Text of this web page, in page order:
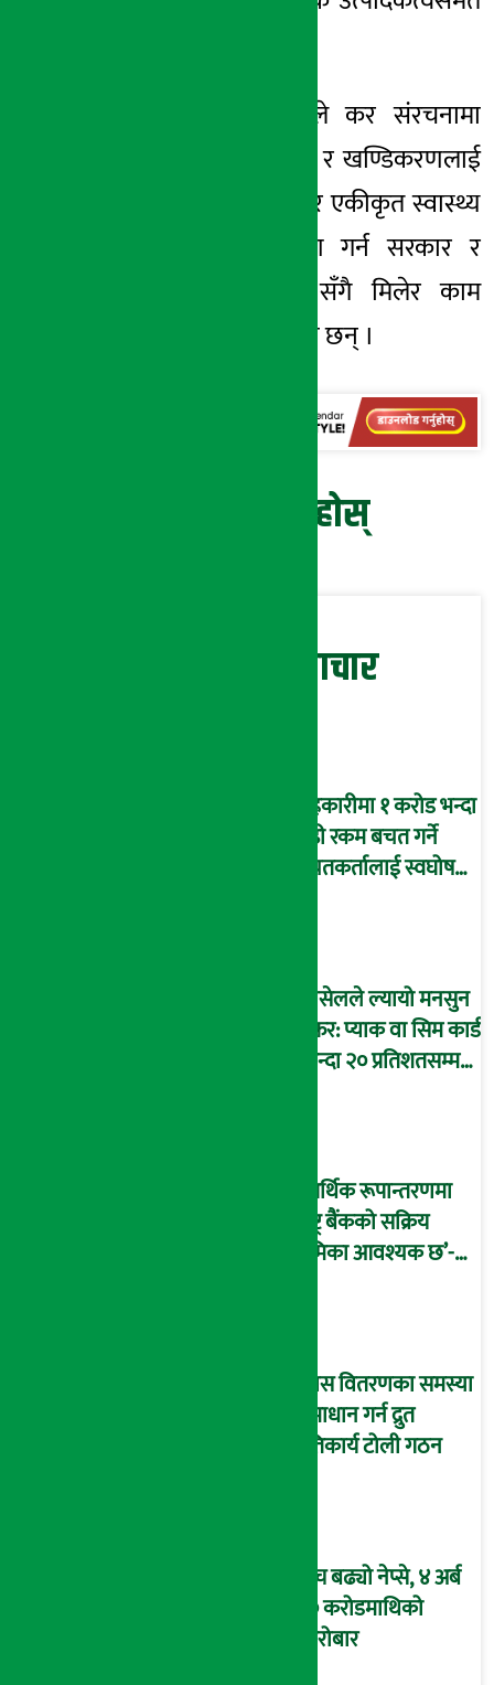
उपाध्यक्ष अधिकारीले कर संरचनामा
रहेका नीतिगत छिद्र र खण्डिकरणलाई
हटाई एउटा बलियो र एकीकृत स्वास्थ्य
कर प्रणाली निर्माण गर्न सरकार र
सरोकारवालाहरूले सँगै मिलेर काम
गर्नुपर्नेमा जोड दिएका छन् ।
प्रतिक्रिया दिनुहोस्
सम्बन्धित समाचार
सहकारीमा १ करोड भन्दा
बढी रकम बचत गर्ने
बचतकर्तालाई स्वघोषणा
एनसेलले ल्यायो मनसुन
अफर: प्याक वा सिम कार्ड
किन्दा २० प्रतिशतसम्म
‘आर्थिक रूपान्तरणमा
राष्ट्र बैंकको सक्रिय
भूमिका आवश्यक छ’-
ग्यास वितरणका समस्या
समाधान गर्न द्रुत
प्रतिकार्य टोली गठन
टुच्च बढ्यो नेप्से, ४ अर्ब
४० करोडमाथिको
कारोबार